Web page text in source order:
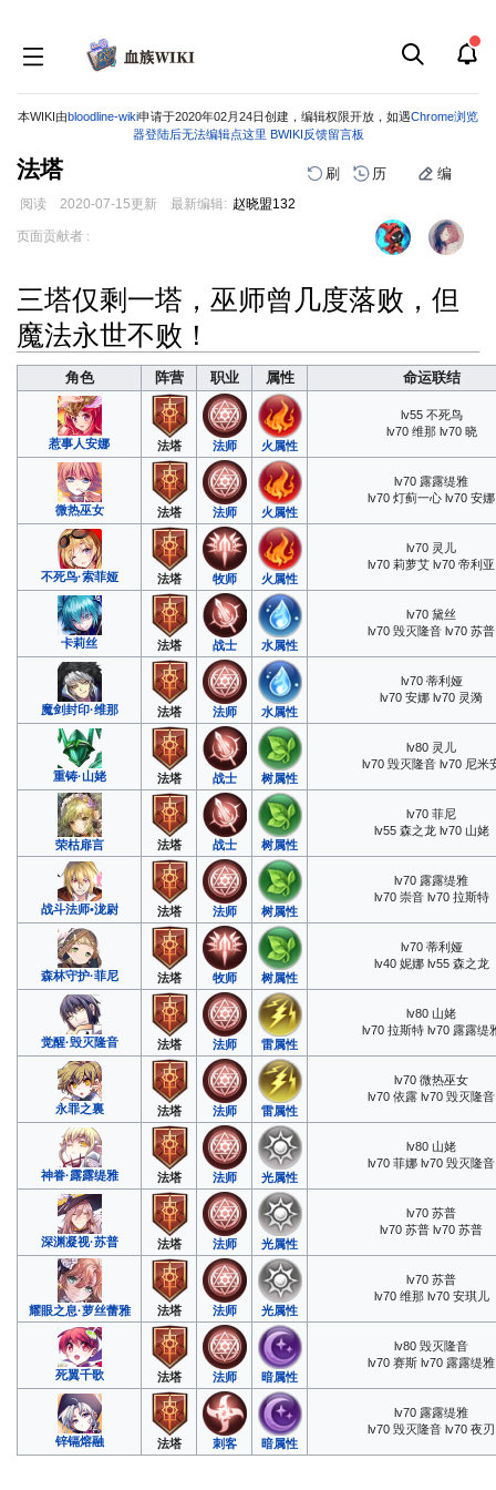
本WIKI由bloodline-wiki申请于2020年02月24日创建，编辑权限开放，如遇Chrome浏览
器登陆后无法编辑点这里 BWIKI反馈留言板
法塔 刷 历 编
阅读 2020-07-15更新 最新编辑: 赵晓盟132
跳
航
跳
索
页面贡献者 :
三塔仅剩一塔，巫师曾几度落败，但
魔法永世不败！
角色 阵营 职业 属性 命运联结
惹事人安娜 法塔 法师 火属性
lv55 不死鸟
lv70 维那 lv70 晓
微热巫女 法塔 法师 火属性
lv70 露露缇雅
lv70 灯蓟一心 lv70 安娜
不死鸟·索菲娅 法塔 牧师 火属性
lv70 灵儿
lv70 莉萝艾 lv70 帝利亚
卡莉丝 法塔 战士 水属性
lv70 黛丝
lv70 毁灭隆音 lv70 苏普
魔剑封印·维那 法塔 法师 水属性
lv70 蒂利娅
lv70 安娜 lv70 灵漪
重铸·山姥 法塔 战士 树属性
lv80 灵儿
lv70 毁灭隆音 lv70 尼米
荣枯扉言 法塔 战士 树属性
lv70 菲尼
lv55 森之龙 lv70 山姥
战斗法师•泷尉 法塔 法师 树属性
lv70 露露缇雅
lv70 崇音 lv70 拉斯特
森林守护·菲尼 法塔 牧师 树属性
lv70 蒂利娅
lv40 妮娜 lv55 森之龙
觉醒·毁灭隆音 法塔 法师 雷属性
lv80 山姥
lv70 拉斯特 lv70 露露缇
永罪之裏 法塔 法师 雷属性
lv70 微热巫女
lv70 依露 lv70 毁灭隆音
神眷·露露缇雅 法塔 法师 光属性
lv80 山姥
lv70 菲娜 lv70 毁灭隆音
深渊凝视·苏普 法塔 法师 光属性
lv70 苏普
lv70 苏普 lv70 苏普
耀眼之息·萝丝蕾雅 法塔 法师 光属性
lv70 苏普
lv70 维那 lv70 安琪儿
死翼千歌 法塔 法师 暗属性
lv80 毁灭隆音
lv70 赛斯 lv70 露露缇雅
锌镉熔融 法塔 刺客 暗属性
lv70 露露缇雅
lv70 毁灭隆音 lv70 夜刃